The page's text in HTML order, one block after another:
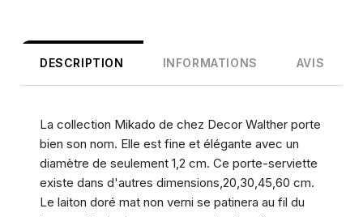
DESCRIPTION INFORMATIONS AVIS
La collection Mikado de chez Decor Walther porte
bien son nom. Elle est fine et élégante avec un
diamètre de seulement 1,2 cm. Ce porte-serviette
existe dans d'autres dimensions,20,30,45,60 cm.
Le laiton doré mat non verni se patinera au fil du